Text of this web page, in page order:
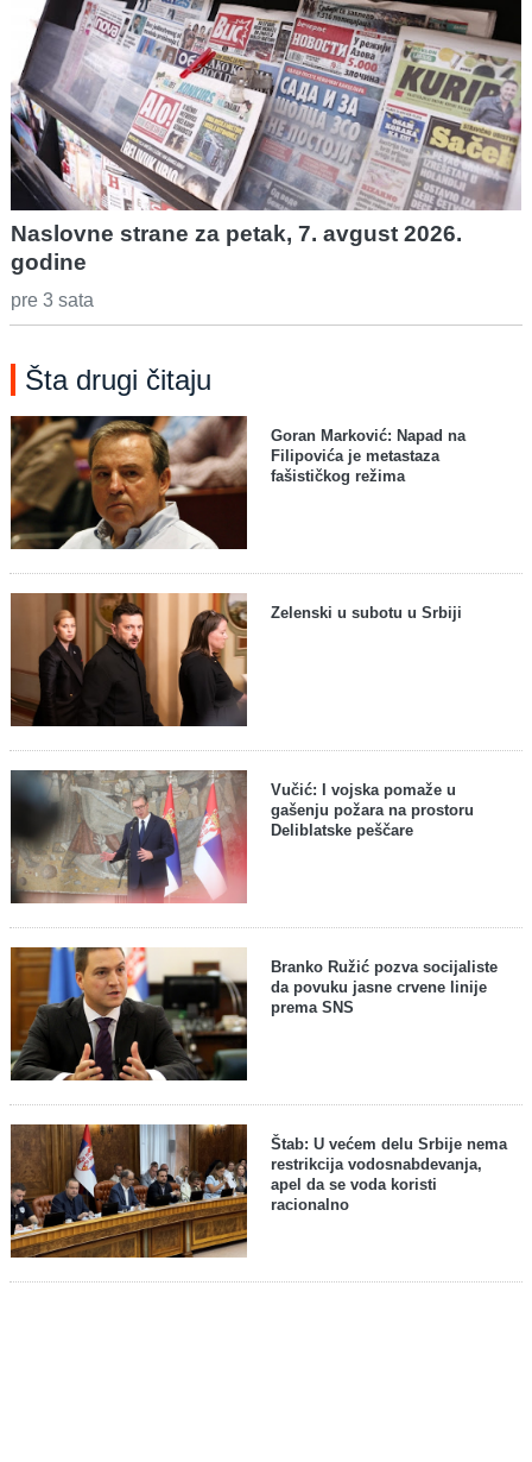
Naslovne strane za petak, 7. avgust 2026.
godine
pre 3 sata
Šta drugi čitaju
Goran Marković: Napad na
Filipovića je metastaza
fašističkog režima
Zelenski u subotu u Srbiji
Vučić: I vojska pomaže u
gašenju požara na prostoru
Deliblatske peščare
Branko Ružić pozva socijaliste
da povuku jasne crvene linije
prema SNS
Štab: U većem delu Srbije nema
restrikcija vodosnabdevanja,
apel da se voda koristi
racionalno